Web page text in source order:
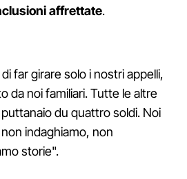
affrettate.
far girare solo i nostri appelli,
da noi familiari. Tutte le altre
du quattro soldi. Noi
indaghiamo, non
storie".